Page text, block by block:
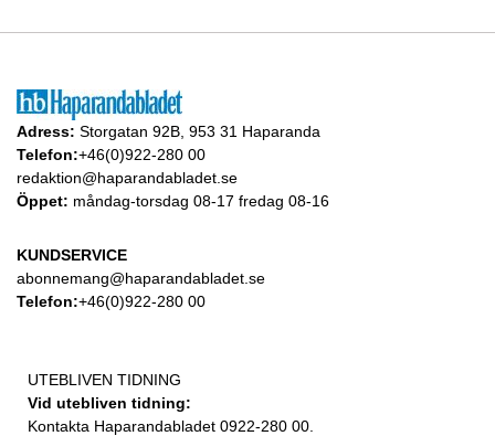
Adress: Storgatan 92B, 953 31 Haparanda
Telefon:+46(0)922-280 00
redaktion@haparandabladet.se
Öppet: måndag-torsdag 08-17 fredag 08-16
KUNDSERVICE
abonnemang@haparandabladet.se
Telefon:+46(0)922-280 00
UTEBLIVEN TIDNING
Vid utebliven tidning:
Kontakta Haparandabladet 0922-280 00.